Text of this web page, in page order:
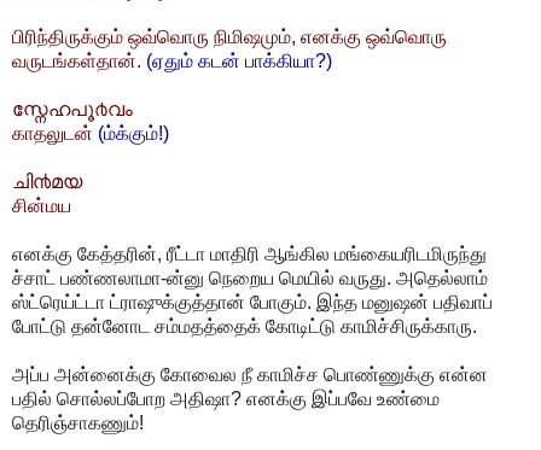
பிரிந்திருக்கும் ஒவ்வொரு நிமிஷமும், எனக்கு ஒவ்வொரு
வருடங்கள்தான். (ஏதும் கடன் பாக்கியா?)
സ്നേഹപൂ൪വം
காதலுடன் (ம்க்கும்!)
ചി൯മ‌യ
சின்மய
எனக்கு கேத்தரின், ரீட்டா மாதிரி ஆங்கில மங்கையரிடமிருந்து
ச்சாட் பண்ணலாமா-ன்னு நெறைய மெயில் வருது. அதெல்லாம்
ஸ்ட்ரெய்ட்டா ட்ராஷுக்குத்தான் போகும். இந்த மனுஷன் பதிவாப்
போட்டு தன்னோட சம்மதத்தைக் கோடிட்டு காமிச்சிருக்காரு.
அப்ப அன்னைக்கு கோவைல நீ காமிச்ச பொண்ணுக்கு என்ன
பதில் சொல்லப்போற அதிஷா? எனக்கு இப்பவே உண்மை
தெரிஞ்சாகணும்!